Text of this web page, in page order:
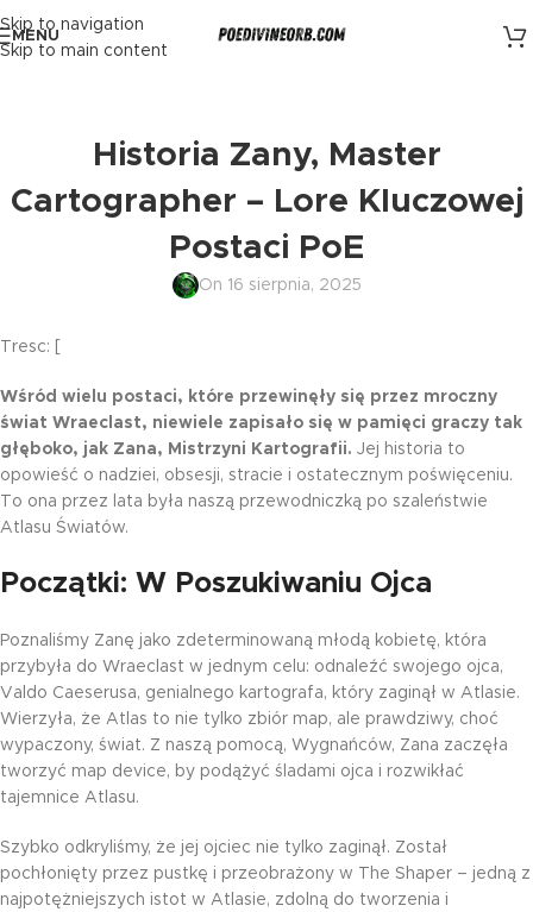
Skip to navigation
Skip to main content
MENU
Historia Zany, Master
Cartographer – Lore Kluczowej
Postaci PoE
On 16 sierpnia, 2025
Tresc: [
Wśród wielu postaci, które przewinęły się przez mroczny
świat Wraeclast, niewiele zapisało się w pamięci graczy tak
głęboko, jak Zana, Mistrzyni Kartografii. Jej historia to
opowieść o nadziei, obsesji, stracie i ostatecznym poświęceniu.
To ona przez lata była naszą przewodniczką po szaleństwie
Atlasu Światów.
Początki: W Poszukiwaniu Ojca
Poznaliśmy Zanę jako zdeterminowaną młodą kobietę, która
przybyła do Wraeclast w jednym celu: odnaleźć swojego ojca,
Valdo Caeserusa, genialnego kartografa, który zaginął w Atlasie.
Wierzyła, że Atlas to nie tylko zbiór map, ale prawdziwy, choć
wypaczony, świat. Z naszą pomocą, Wygnańców, Zana zaczęła
tworzyć map device, by podążyć śladami ojca i rozwikłać
tajemnice Atlasu.
Szybko odkryliśmy, że jej ojciec nie tylko zaginął. Został
pochłonięty przez pustkę i przeobrażony w The Shaper – jedną z
najpotężniejszych istot w Atlasie, zdolną do tworzenia i